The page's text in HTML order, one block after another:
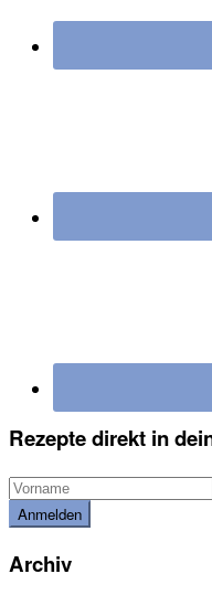
Rezepte direkt in
Archiv